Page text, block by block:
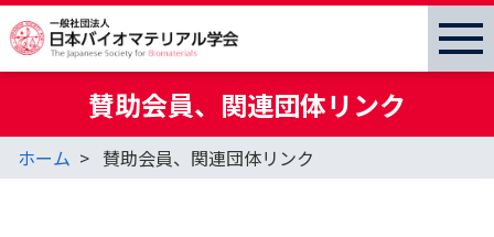
賛助会員、関連団体リンク
ホーム 賛助会員、関連団体リンク